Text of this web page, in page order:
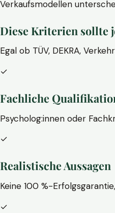
Verkaufsmodellen
Diese Kriterien sollte
Egal ob TÜV, DEKRA,
✓
Fachliche
Psycholog:innen oder
✓
Realistische Aussagen
Keine 100 %-
✓